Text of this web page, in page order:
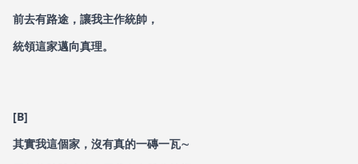
前去有路途，讓我主作統帥，
統領這家邁向真理。
[B]
其實我這個家，沒有真的一磚一瓦∼